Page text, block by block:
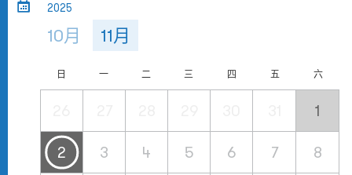
2025
10月 11月
日 一 二 三 四 五 六
1
2 3 4 5 6 7 8